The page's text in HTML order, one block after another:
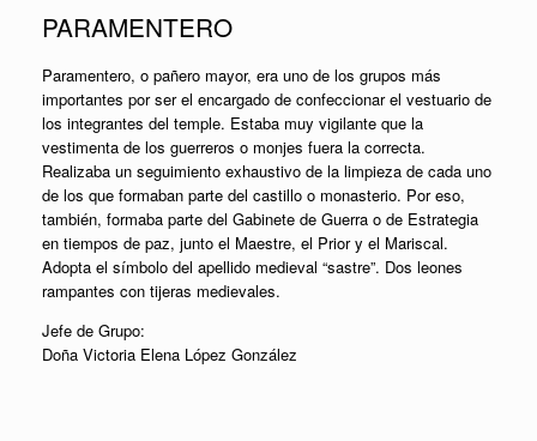
PARAMENTERO
Paramentero, o pañero mayor, era uno de los grupos más
importantes por ser el encargado de confeccionar el vestuario de
los integrantes del temple. Estaba muy vigilante que la
vestimenta de los guerreros o monjes fuera la correcta.
Realizaba un seguimiento exhaustivo de la limpieza de cada uno
de los que formaban parte del castillo o monasterio. Por eso,
también, formaba parte del Gabinete de Guerra o de Estrategia
en tiempos de paz, junto el Maestre, el Prior y el Mariscal.
Adopta el símbolo del apellido medieval “sastre”. Dos leones
rampantes con tijeras medievales.
Jefe de Grupo:
Doña Victoria Elena López González